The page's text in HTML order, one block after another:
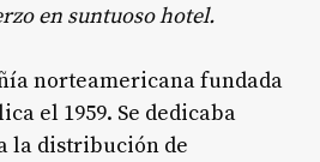
en suntuoso hotel.
norteamericana fundada
el 1959. Se dedicaba
la distribución de